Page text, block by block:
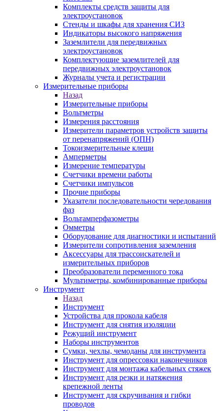
Комплекты средств защиты для
электроустановок
Стенды и шкафы для хранения СИЗ
Индикаторы высокого напряжения
Заземлители для передвижных
электроустановок
Комплектующие заземлителей для
передвижных электроустановок
Журналы учета и регистрации
Измерительные приборы
Назад
Измерительные приборы
Вольтметры
Измерения расстояния
Измерители параметров устройств защиты
от перенапряжений (ОПН)
Токоизмерительные клещи
Амперметры
Измерение температуры
Счетчики времени работы
Счетчики импульсов
Прочие приборы
Указатели последовательности чередования
фаз
Вольтамперфазометры
Омметры
Оборудование для диагностики и испытаний
Измерители сопротивления заземления
Аксессуары для трассоискателей и
измерительных приборов
Преобразователи переменного тока
Мультиметры, комбинированные приборы
Инструмент
Назад
Инструмент
Устройства для прокола кабеля
Инструмент для снятия изоляции
Режущий инструмент
Наборы инструментов
Сумки, чехлы, чемоданы для инструмента
Инструмент для опрессовки наконечников
Инструмент для монтажа кабельных стяжек
Инструмент для резки и натяжения
крепежной ленты
Инструмент для скручивания и гибки
проводов